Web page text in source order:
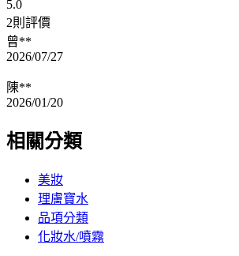
5.0
2則評價
曾**
2026/07/27
陳**
2026/01/20
相關分類
美妝
理膚寶水
品項分類
化妝水/噴霧